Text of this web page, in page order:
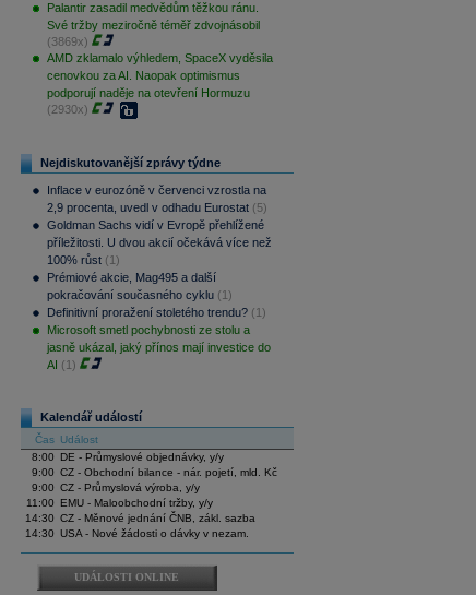
Palantir zasadil medvědům těžkou ránu.
Své tržby meziročně téměř zdvojnásobil
(3869x)
AMD zklamalo výhledem, SpaceX vyděsila
cenovkou za AI. Naopak optimismus
podporují naděje na otevření Hormuzu
(2930x)
Nejdiskutovanější zprávy týdne
Inflace v eurozóně v červenci vzrostla na
2,9 procenta, uvedl v odhadu Eurostat (5)
Goldman Sachs vidí v Evropě přehlížené
příležitosti. U dvou akcií očekává více než
100% růst (1)
Prémiové akcie, Mag495 a další
pokračování současného cyklu (1)
Definitivní proražení stoletého trendu? (1)
Microsoft smetl pochybnosti ze stolu a
jasně ukázal, jaký přínos mají investice do
AI (1)
Kalendář událostí
Čas Událost
8:00
DE - Průmyslové objednávky, y/y
9:00 CZ - Obchodní bilance - nár. pojetí, mld. Kč
9:00 CZ - Průmyslová výroba, y/y
11:00
EMU - Maloobchodní tržby, y/y
14:30 CZ - Měnové jednání ČNB, zákl. sazba
14:30 USA - Nové žádosti o dávky v nezam.
UDÁLOSTI ONLINE